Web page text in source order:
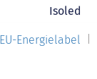
Isoled
EU-Energielabel